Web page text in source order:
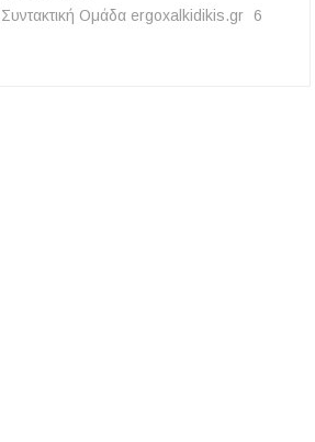
Συντακτική Ομάδα ergoxalkidikis.gr
6